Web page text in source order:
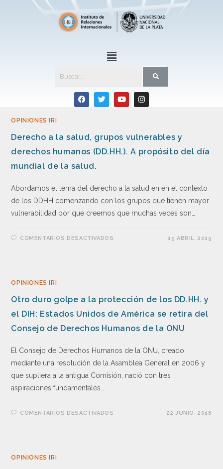
OPINIONES IRI
Derecho a la salud, grupos vulnerables y
derechos humanos (DD.HH.). A propósito del día
mundial de la salud.
Abordamos el tema del derecho a la salud en en el contexto
de los DDHH comenzando con los grupos que tienen mayor
vulnerabilidad por que creemos que muchas veces son…
COMENTARIOS DESACTIVADOS 15 ABRIL, 2019
OPINIONES IRI
Otro duro golpe a la protección de los DD.HH. y
el DIH: Estados Unidos de América se retira del
Consejo de Derechos Humanos de la ONU
El Consejo de Derechos Humanos de la ONU, creado
mediante una resolución de la Asamblea General en 2006 y
que supliera a la antigua Comisión, nació con tres
aspiraciones fundamentales…
COMENTARIOS DESACTIVADOS 22 JUNIO, 2018
OPINIONES IRI